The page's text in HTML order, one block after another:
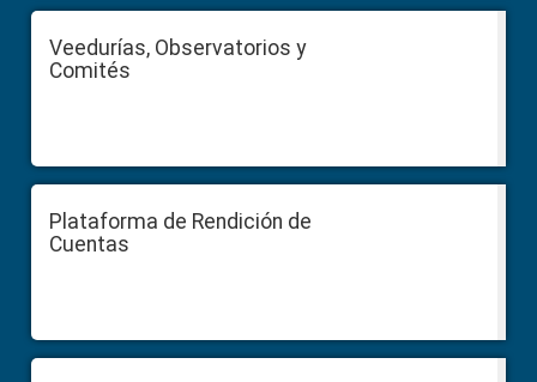
Veedurías, Observatorios y
Comités
Plataforma de Rendición de
Cuentas